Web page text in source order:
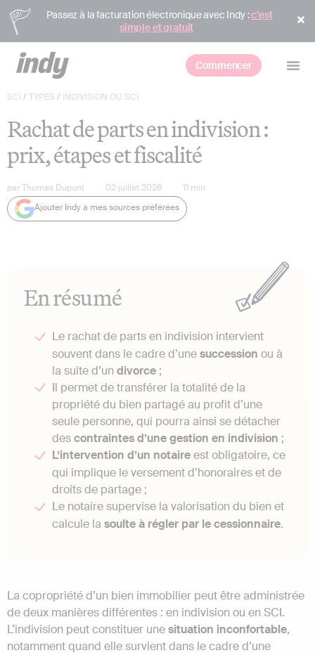
Passez à la facturation électronique avec Indy :c’est
simple et gratuit
Commencer
SCI / TYPES / INDIVISION OU SCI
Rachat de parts en indivision :
prix, étapes et fiscalité
parThomas Dupont 02 juillet 2026 11 min
Ajouter Indy à mes sources préférées
En résumé
Le rachat de parts en indivision intervient
souvent dans le cadre d’unesuccession ou à
la suite d’un divorce ;
Il permet de transférer la totalité de la
propriété du bien partagé au profit d’une
seule personne, qui pourra ainsi se détacher
descontraintes d’une gestion en indivision ;
L’intervention d’un notaireest obligatoire, ce
qui implique le versement d’honoraires et de
droits de partage ;
Le notaire supervise la valorisation du bien et
calcule la soulte à régler par le cessionnaire.
La copropriété d’un bien immobilier peut être administrée
de deux manières différentes : en indivision ou en SCI.
L’indivision peut constituer unesituation inconfortable,
notamment quand elle survient dans le cadre d’une